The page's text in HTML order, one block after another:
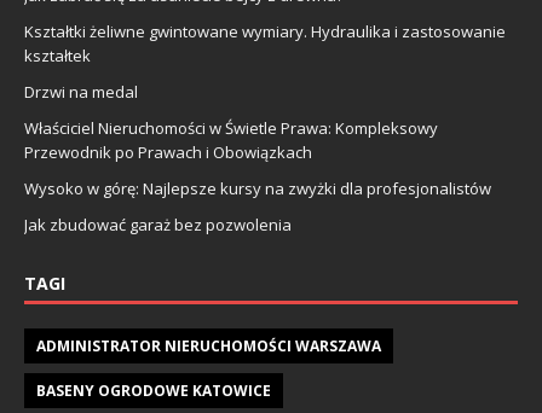
Kształtki żeliwne gwintowane wymiary. Hydraulika i zastosowanie
kształtek
Drzwi na medal
Właściciel Nieruchomości w Świetle Prawa: Kompleksowy
Przewodnik po Prawach i Obowiązkach
Wysoko w górę: Najlepsze kursy na zwyżki dla profesjonalistów
Jak zbudować garaż bez pozwolenia
TAGI
ADMINISTRATOR NIERUCHOMOŚCI WARSZAWA
BASENY OGRODOWE KATOWICE